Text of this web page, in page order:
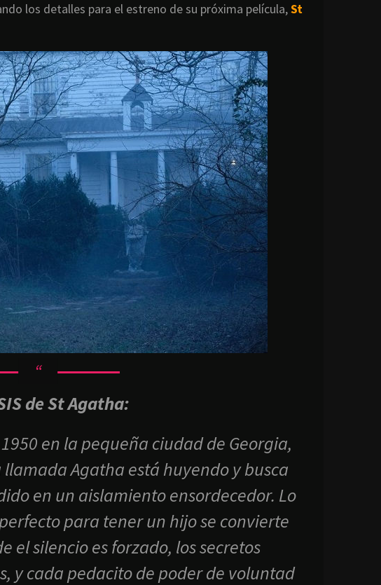
los detalles para el estreno de su próxima película,St
de St Agatha:
en la pequeña ciudad de Georgia,
Agatha está huyendo y busca
en un aislamiento ensordecedor. Lo
para tener un hijo se convierte
el silencio es forzado, los secretos
y cada pedacito de poder de voluntad